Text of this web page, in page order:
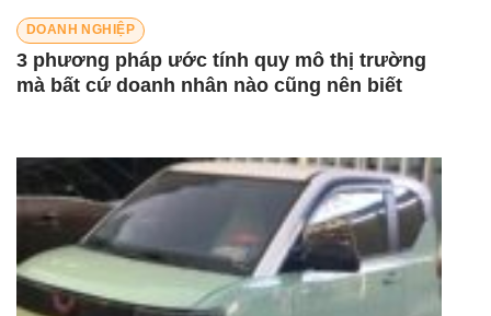
DOANH NGHIỆP
3 phương pháp ước tính quy mô thị trường
mà bất cứ doanh nhân nào cũng nên biết